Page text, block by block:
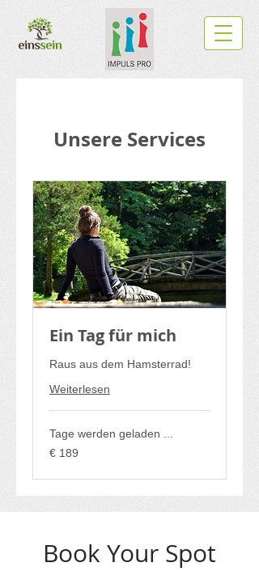
Unsere Services
Ein Tag für mich
Raus aus dem Hamsterrad!
Weiterlesen
Tage werden geladen ...
189
Euro
€ 189
Book Your Spot